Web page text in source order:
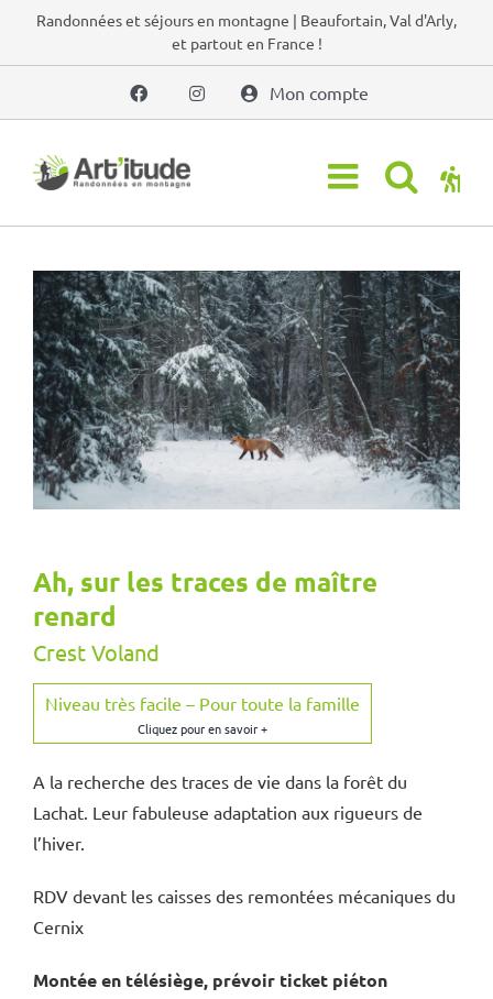
PasserRandonnées et séjours en montagne | Beaufortain, Val d'Arly,
et partout en France !
Mon compte
Ah, sur les traces de maître
renard
Crest Voland
Niveau très facile – Pour toute la famille
A la recherche des traces de vie dans la forêt du
Lachat. Leur fabuleuse adaptation aux rigueurs de
l’hiver.
RDV devant les caisses des remontées mécaniques du
Cernix
Montée en télésiège, prévoir ticket piéton